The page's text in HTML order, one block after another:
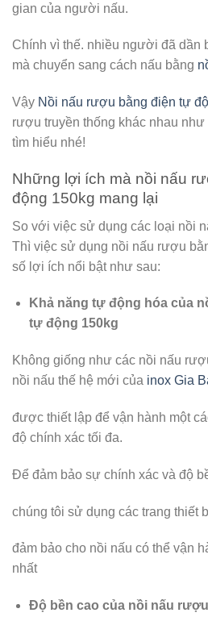
gian của người nấu.
Chính vì thế. nhiều người đã dần
mà chuyển sang cách nấu bằng
Vậy Nồi nấu rượu bằng điện tự
rượu truyền thống khác nhau như
tìm hiểu nhé!
Những lợi ích mà nồi nấu
động 150kg mang lại
So với việc sử dụng các loại nồi
Thì việc sử dụng nồi nấu rượu
số lợi ích nổi bật như sau:
Khả năng tự động hóa của
tự động 150kg
Không giống như các nồi nấu
nồi nấu thế hệ mới của inox Gia
được thiết lập để vận hành một
độ chính xác tối đa.
Để đảm bảo sự chính xác và độ
chúng tôi sử dụng các trang thiết
đảm bảo cho nồi nấu có thể vận
nhất
Độ bền cao của nồi nấu